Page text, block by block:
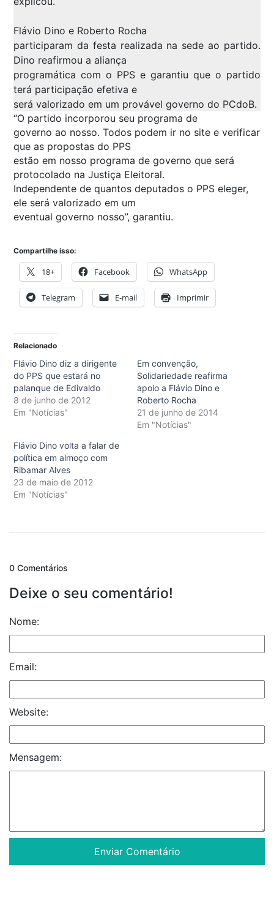
Flávio Dino e Roberto Rocha
participaram da festa realizada na sede ao partido.
Dino reafirmou a aliança
programática com o PPS e garantiu que o partido
terá participação efetiva e
será valorizado em um provável governo do PCdoB.
“O partido incorporou seu programa de
governo ao nosso. Todos podem ir no site e verificar
que as propostas do PPS
estão em nosso programa de governo que será
protocolado na Justiça Eleitoral.
Independente de quantos deputados o PPS eleger,
ele será valorizado em um
eventual governo nosso”, garantiu.
Compartilhe isso:
18+ Facebook WhatsApp
Telegram E-mail Imprimir
Relacionado
Flávio Dino diz a dirigente
do PPS que estará no
palanque de Edivaldo
8 de junho de 2012
Em "Notícias"
Em convenção,
Solidariedade reafirma
apoio a Flávio Dino e
Roberto Rocha
21 de junho de 2014
Em "Notícias"
Flávio Dino volta a falar de
política em almoço com
Ribamar Alves
23 de maio de 2012
Em "Notícias"
0 Comentários
Deixe o seu comentário!
Nome:
Email:
Website:
Mensagem: